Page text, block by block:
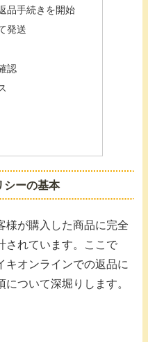
品手続きを開始
発送
認
シーの基本
様が購入した商品に完全
されています。ここで
キオンラインでの返品に
ついて深堀りします。